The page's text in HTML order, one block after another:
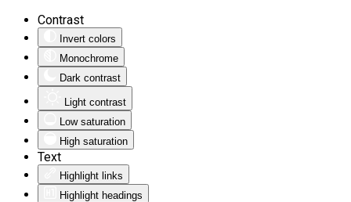
Contrast
Invert colors
Monochrome
Dark contrast
Light contrast
Low saturation
High saturation
Text
Highlight links
Highlight headings